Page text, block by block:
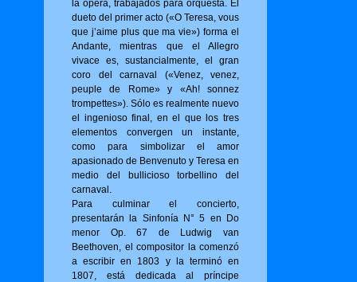
la ópera, trabajados para orquesta. El
dueto del primer acto («O Tere­sa, vous
que j’aime plus que ma vie») for­ma el
Andante, mientras que el Allegro
vivace es, sustancialmente, el gran
coro del carnaval («Venez, venez,
peuple de Rome» y «Ah! sonnez
trompettes»). Sólo es realmente nuevo
el ingenioso final, en el que los tres
elementos convergen un instante,
como para simbolizar el amor
apasionado de Benvenuto y Teresa en
medio del bullicioso torbellino del
carnaval.
Para culminar el concierto,
presentarán la Sinfonía N° 5 en Do
menor Op. 67 de Ludwig van
Beethoven, el compositor la comenzó
a escribir en 1803 y la terminó en
1807, está dedicada al príncipe